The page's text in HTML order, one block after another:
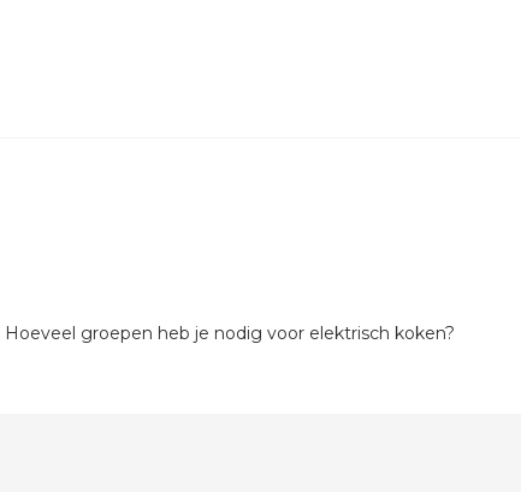
Hoeveel groepen heb je nodig voor elektrisch koken?